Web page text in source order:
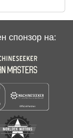
спонзор на: